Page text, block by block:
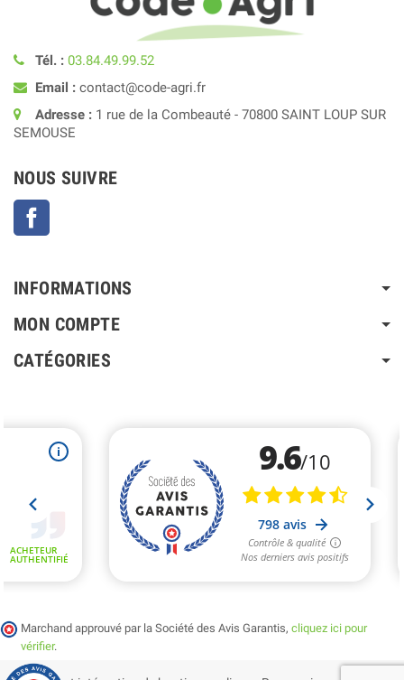
Tél. : 03.84.49.99.52
Email : contact@code-agri.fr
Adresse : 1 rue de la Combeauté - 70800 SAINT LOUP SUR
SEMOUSE
NOUS SUIVRE
INFORMATIONS
MON COMPTE
CATÉGORIES
Marchand approuvé par la Société des Avis Garantis, cliquez ici pour
vérifier.